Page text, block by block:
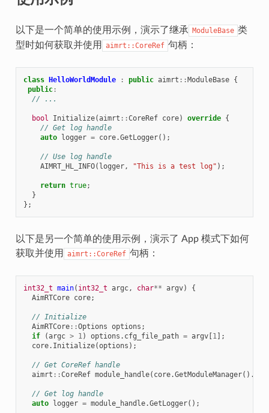
以下是一个简单的使用示例，演示了继承 ModuleBase 类
型时如何获取并使用
aimrt::CoreRef 句柄：
class HelloWorldModule : public aimrt ::ModuleBase {
public:
// ...
bool Initialize(aimrt ::CoreRef core) override {
// Get log handle
auto logger = core.GetLogger();
// Use log handle
AIMRT_HL_INFO( logger, "This is a test log" );
return true;
}
};
以下是另一个简单的使用示例，演示了 App 模式下如何
获取并使用
aimrt::CoreRef 句柄：
int32_t main( int32_t argc, char** argv)
{
AimRTCore core;
// Initialize
AimRTCore::Options options ;
if
(argc > 1) options . cfg_file_path = argv[1];
core. Initialize(options );
// Get CoreRef handle
aimrt ::CoreRef module_handle( core.GetModuleManager().
// Get log handle
auto logger = module_handle.GetLogger();